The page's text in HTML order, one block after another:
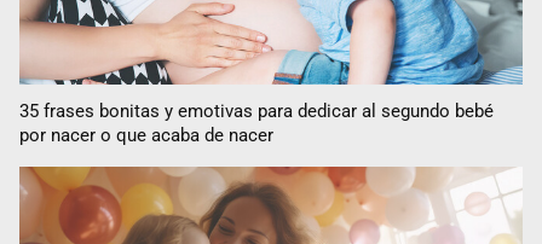
35 frases bonitas y emotivas para dedicar al segundo bebé
por nacer o que acaba de nacer